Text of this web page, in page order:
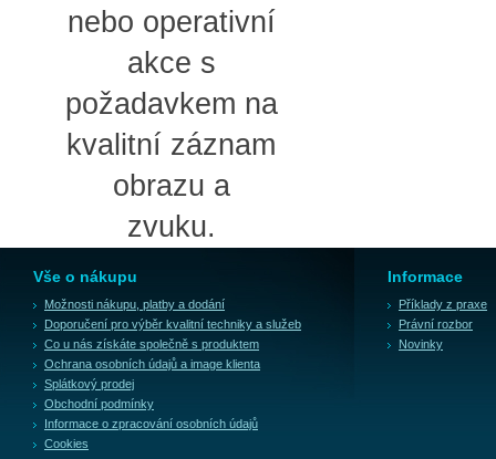
nebo operativní
akce s
požadavkem na
kvalitní záznam
obrazu a
zvuku.
Vše o nákupu
Možnosti nákupu, platby a dodání
Doporučení pro výběr kvalitní techniky a služeb
Co u nás získáte společně s produktem
Ochrana osobních údajů a image klienta
Splátkový prodej
Obchodní podmínky
Informace o zpracování osobních údajů
Cookies
Informace
Příklady z praxe
Právní rozbor
Novinky